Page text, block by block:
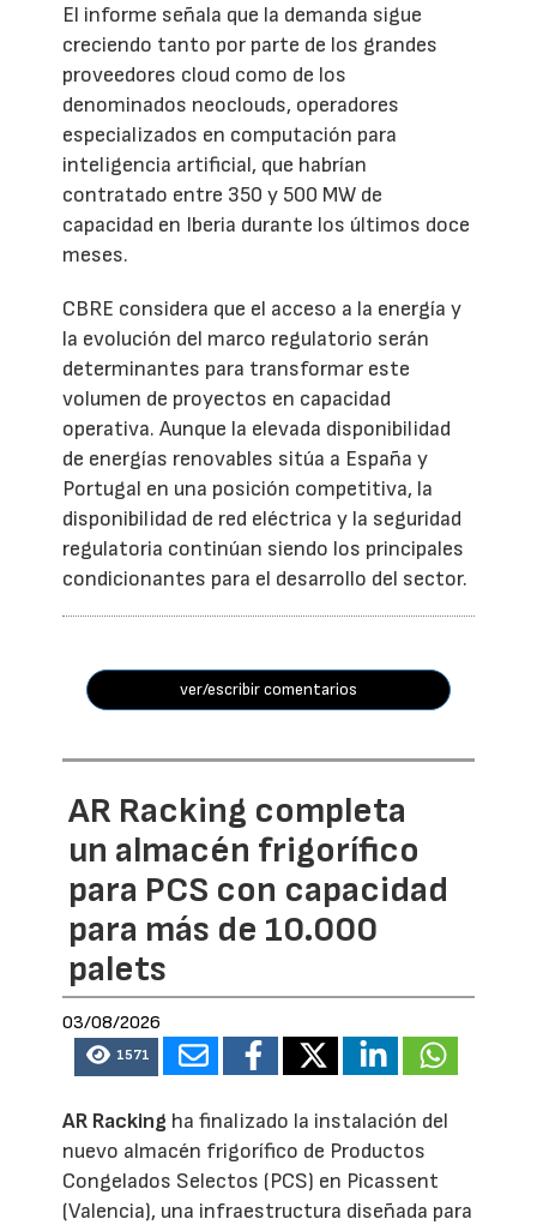
El informe señala que la demanda sigue
creciendo tanto por parte de los grandes
proveedores cloud como de los
denominados neoclouds, operadores
especializados en computación para
inteligencia artificial, que habrían
contratado entre 350 y 500 MW de
capacidad en Iberia durante los últimos doce
meses.
CBRE considera que el acceso a la energía y
la evolución del marco regulatorio serán
determinantes para transformar este
volumen de proyectos en capacidad
operativa. Aunque la elevada disponibilidad
de energías renovables sitúa a España y
Portugal en una posición competitiva, la
disponibilidad de red eléctrica y la seguridad
regulatoria continúan siendo los principales
condicionantes para el desarrollo del sector.
ver/escribir comentarios
AR Racking completa
un almacén frigorífico
para PCS con capacidad
para más de 10.000
palets
03/08/2026
1571
AR Racking ha finalizado la instalación del
nuevo almacén frigorífico de Productos
Congelados Selectos (PCS) en Picassent
(Valencia), una infraestructura diseñada para